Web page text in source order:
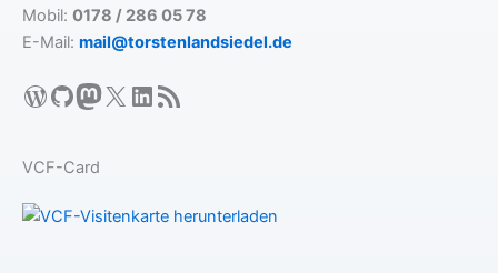
Mobil: 0178 / 286 05 78
E-Mail: mail@torstenlandsiedel.de
WordPress
GitHub
Mastodon
X LinkedIn
RSS-Feed
VCF-Card